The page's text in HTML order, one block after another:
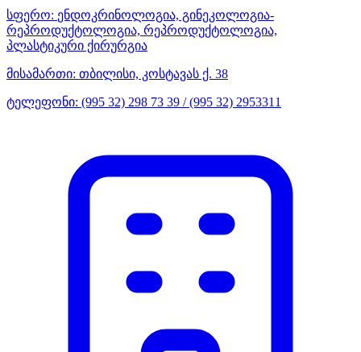
სფერო: ენდოკრინოლოგია, გინეკოლოგია-
რეპროდუქტოლოგია, რეპროდუქტოლოგია,
პლასტიკური ქირურგია
მისამართი: თბილისი, კოსტავას ქ. 38
ტელეფონი: (995 32) 298 73 39 / (995 32) 2953311